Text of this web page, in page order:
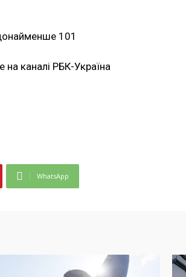
101
на каналі РБК-Україна
WhatsApp